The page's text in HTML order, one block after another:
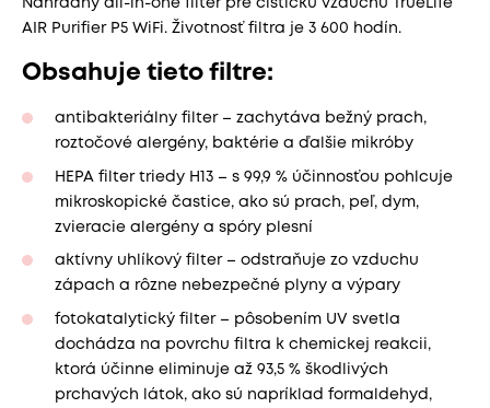
Náhradný all-in-one filter pre čističku vzduchu TrueLife
AIR Purifier P5 WiFi. Životnosť filtra je 3 600 hodín.
Obsahuje tieto filtre:
antibakteriálny filter – zachytáva bežný prach,
roztočové alergény, baktérie a ďalšie mikróby
HEPA filter triedy H13 – s 99,9 % účinnosťou pohlcuje
mikroskopické častice, ako sú prach, peľ, dym,
zvieracie alergény a spóry plesní
aktívny uhlíkový filter – odstraňuje zo vzduchu
zápach a rôzne nebezpečné plyny a výpary
fotokatalytický filter – pôsobením UV svetla
dochádza na povrchu filtra k chemickej reakcii,
ktorá účinne eliminuje až 93,5 % škodlivých
prchavých látok, ako sú napríklad formaldehyd,